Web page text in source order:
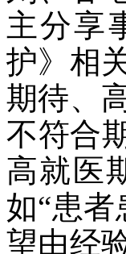
主分享
护》相
期待、
不符合
高就医
如“患
望由经